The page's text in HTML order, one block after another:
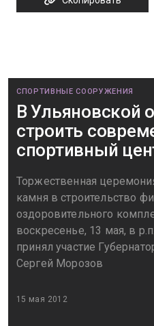
СПОРТИВНЫЕ СООРУЖЕНИЯ
В Ульяновской
строить
спортивный
Торжественная
камня в строительство
оздоровительного
воскресенье, 13 мая, в
принял участие
Сергей Морозов
15 мая 2012